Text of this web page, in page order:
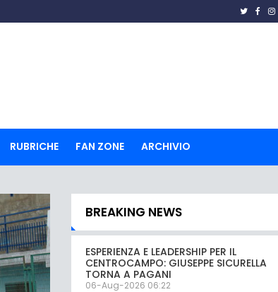
RUBRICHE FAN ZONE ARCHIVIO
BREAKING NEWS
ESPERIENZA E LEADERSHIP PER IL
CENTROCAMPO: GIUSEPPE SICURELLA
TORNA A PAGANI
06-Aug-2026 06:22